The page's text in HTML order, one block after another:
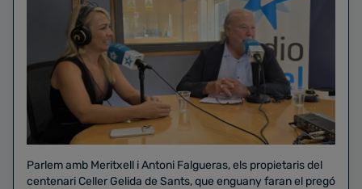
Parlem amb Meritxell i Antoni Falgueras, els propietaris del
centenari Celler Gelida de Sants, que enguany faran el pregó